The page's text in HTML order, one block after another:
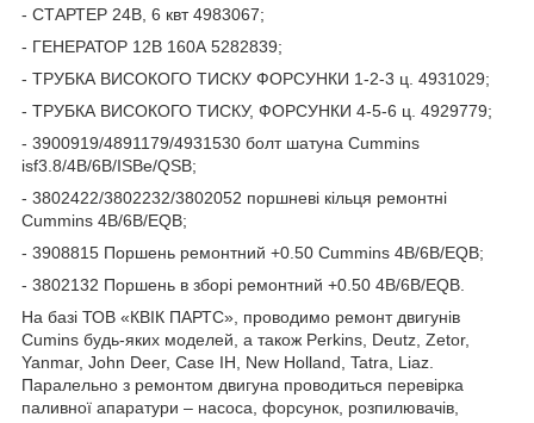
- СТАРТЕР 24В, 6 квт 4983067;
- ГЕНЕРАТОР 12В 160А 5282839;
- ТРУБКА ВИСОКОГО ТИСКУ ФОРСУНКИ 1-2-3 ц. 4931029;
- ТРУБКА ВИСОКОГО ТИСКУ, ФОРСУНКИ 4-5-6 ц. 4929779;
- 3900919/4891179/4931530 болт шатуна Cummins
isf3.8/4B/6B/ISBe/QSB;
- 3802422/3802232/3802052 поршневі кільця ремонтні
Cummins 4B/6B/EQB;
- 3908815 Поршень ремонтний +0.50 Cummins 4B/6B/EQB;
- 3802132 Поршень в зборі ремонтний +0.50 4B/6B/EQB.
На базі ТОВ «КВІК ПАРТС», проводимо ремонт двигунів
Cumins будь-яких моделей, а також Perkins, Deutz, Zetor,
Yanmar, John Deer, Case IH, New Holland, Tatra, Liaz.
Паралельно з ремонтом двигуна проводиться перевірка
паливної апаратури – насоса, форсунок, розпилювачів,